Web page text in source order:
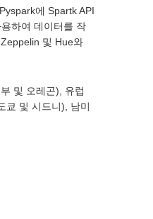
에 Spartk API
하여 데이터를 작
및 Hue와
및 오레곤), 유럽
쿄 및 시드니), 남미